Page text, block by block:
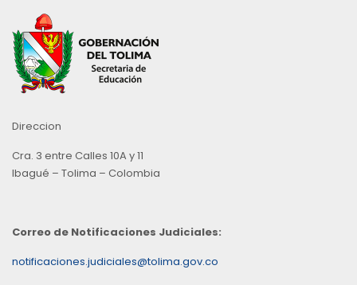
Direccion
Cra. 3 entre Calles 10A y 11
Ibagué – Tolima – Colombia
Correo de Notificaciones Judiciales:
notificaciones.judiciales@tolima.gov.co